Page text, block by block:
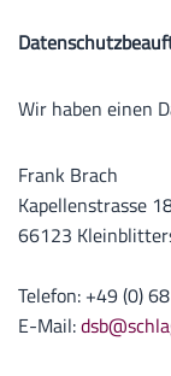
Wir haben einen
Frank Brach
Kapellenstrasse
66123
Telefon: +49 (0)
E-Mail: